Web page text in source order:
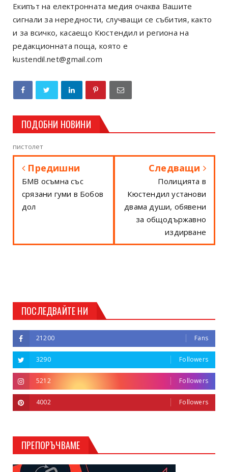
Екипът на електронната медия очаква Вашите
сигнали за нередности, случващи се събития, както
и за всичко, касаещо Кюстендил и региона на
редакционната поща, която е
kustendil.net@gmail.com
ПОДОБНИ НОВИНИ
пистолет
Предишни
БМВ осъмна със
срязани гуми в Бобов
дол
Следващи
Полицията в
Кюстендил установи
двама души, обявени
за общодържавно
издирване
ПОСЛЕДВАЙТЕ НИ
21200 Fans
3290 Followers
5212 Followers
4002 Followers
ПРЕПОРЪЧВАМЕ